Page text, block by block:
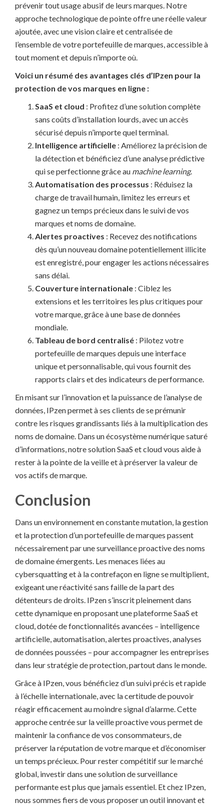
prévenir tout usage abusif de leurs marques. Notre
approche technologique de pointe offre une réelle valeur
ajoutée, avec une vision claire et centralisée de
l’ensemble de votre portefeuille de marques, accessible à
tout moment et depuis n’importe où.
Voici un résumé des avantages clés d’IPzen pour la
protection de vos marques en ligne :
SaaS et cloud : Profitez d’une solution complète
sans coûts d’installation lourds, avec un accès
sécurisé depuis n’importe quel terminal.
Intelligence artificielle : Améliorez la précision de
la détection et bénéficiez d’une analyse prédictive
qui se perfectionne grâce au machine learning.
Automatisation des processus : Réduisez la
charge de travail humain, limitez les erreurs et
gagnez un temps précieux dans le suivi de vos
marques et noms de domaine.
Alertes proactives : Recevez des notifications
dès qu’un nouveau domaine potentiellement illicite
est enregistré, pour engager les actions nécessaires
sans délai.
Couverture internationale : Ciblez les
extensions et les territoires les plus critiques pour
votre marque, grâce à une base de données
mondiale.
Tableau de bord centralisé : Pilotez votre
portefeuille de marques depuis une interface
unique et personnalisable, qui vous fournit des
rapports clairs et des indicateurs de performance.
En misant sur l’innovation et la puissance de l’analyse de
données, IPzen permet à ses clients de se prémunir
contre les risques grandissants liés à la multiplication des
noms de domaine. Dans un écosystème numérique saturé
d’informations, notre solution SaaS et cloud vous aide à
rester à la pointe de la veille et à préserver la valeur de
vos actifs de marque.
Conclusion
Dans un environnement en constante mutation, la gestion
et la protection d’un portefeuille de marques passent
nécessairement par une surveillance proactive des noms
de domaine émergents. Les menaces liées au
cybersquatting et à la contrefaçon en ligne se multiplient,
exigeant une réactivité sans faille de la part des
détenteurs de droits. IPzen s’inscrit pleinement dans
cette dynamique en proposant une plateforme SaaS et
cloud, dotée de fonctionnalités avancées – intelligence
artificielle, automatisation, alertes proactives, analyses
de données poussées – pour accompagner les entreprises
dans leur stratégie de protection, partout dans le monde.
Grâce à IPzen, vous bénéficiez d’un suivi précis et rapide
à l’échelle internationale, avec la certitude de pouvoir
réagir efficacement au moindre signal d’alarme. Cette
approche centrée sur la veille proactive vous permet de
maintenir la confiance de vos consommateurs, de
préserver la réputation de votre marque et d’économiser
un temps précieux. Pour rester compétitif sur le marché
global, investir dans une solution de surveillance
performante est plus que jamais essentiel. Et chez IPzen,
nous sommes fiers de vous proposer un outil innovant et